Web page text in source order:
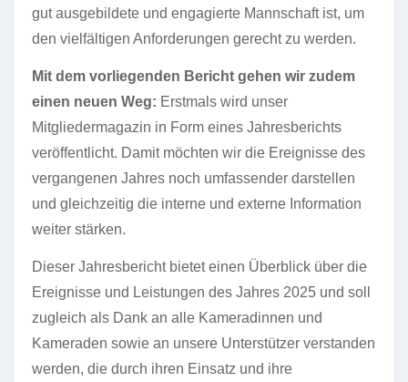
gut ausgebildete und engagierte Mannschaft ist, um
den vielfältigen Anforderungen gerecht zu werden.
Mit dem vorliegenden Bericht gehen wir zudem
einen neuen Weg: Erstmals wird unser
Mitgliedermagazin in Form eines Jahresberichts
veröffentlicht. Damit möchten wir die Ereignisse des
vergangenen Jahres noch umfassender darstellen
und gleichzeitig die interne und externe Information
weiter stärken.
Dieser Jahresbericht bietet einen Überblick über die
Ereignisse und Leistungen des Jahres 2025 und soll
zugleich als Dank an alle Kameradinnen und
Kameraden sowie an unsere Unterstützer verstanden
werden, die durch ihren Einsatz und ihre